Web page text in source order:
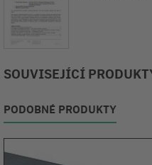
SOUVISEJÍCÍ
PODOBNÉ PRODUKTY